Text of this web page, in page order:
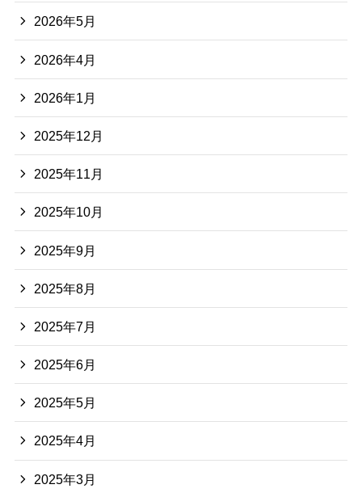
2026年5月
2026年4月
2026年1月
2025年12月
2025年11月
2025年10月
2025年9月
2025年8月
2025年7月
2025年6月
2025年5月
2025年4月
2025年3月